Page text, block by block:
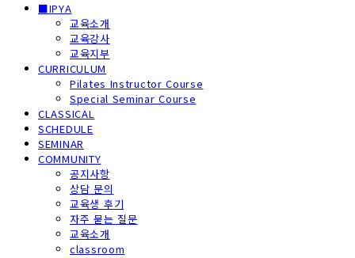
■IPYA
교육소개
교육강사
교육지부
CURRICULUM
Pilates Instructor Course
Special Seminar Course
CLASSICAL
SCHEDULE
SEMINAR
COMMUNITY
공지사항
상담 문의
교육생 후기
자주 묻는 질문
교육소개
classroom